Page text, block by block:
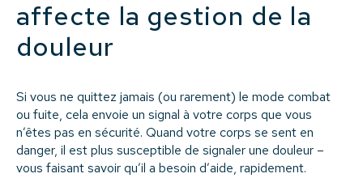
affecte la gestion de la
douleur
Si vous ne quittez jamais (ou rarement) le mode combat
ou fuite, cela envoie un signal à votre corps que vous
n’êtes pas en sécurité. Quand votre corps se sent en
danger, il est plus susceptible de signaler une douleur –
vous faisant savoir qu’il a besoin d’aide, rapidement.